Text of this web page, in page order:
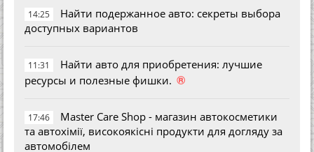
14:25
Найти подержанное авто: секреты выбора
доступных вариантов
11:31
Найти авто для приобретения: лучшие
ресурсы и полезные фишки. ®
17:46
Master Care Shop - магазин автокосметики
та автохімії, високоякісні продукти для догляду за
автомобілем